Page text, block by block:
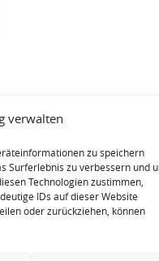
verwalten
zu speichern
Surferlebnis zu verbessern und
Technologien zustimmen,
IDs auf dieser Website
oder zurückziehen, können